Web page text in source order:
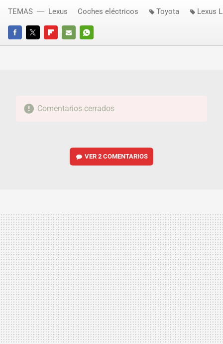
FACEBOOKTWITTERFLIPBOARD
E-
WHATSAPP
TEMAS Lexus Coches eléctricos Toyota Lexus
Comentarios cerrados
VER2 COMENTARIOS